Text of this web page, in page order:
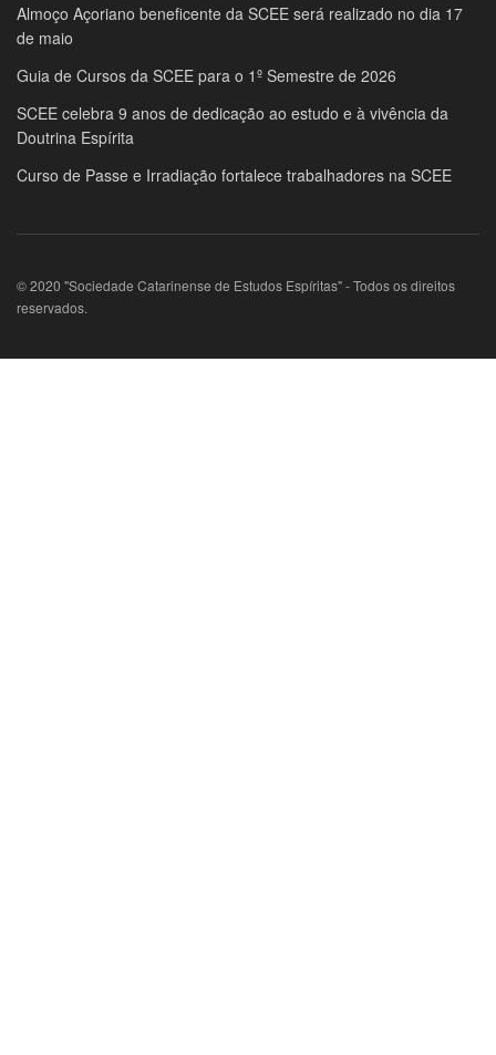
Almoço Açoriano beneficente da SCEE será realizado no dia 17
de maio
Guia de Cursos da SCEE para o 1º Semestre de 2026
SCEE celebra 9 anos de dedicação ao estudo e à vivência da
Doutrina Espírita
Curso de Passe e Irradiação fortalece trabalhadores na SCEE
© 2020 "Sociedade Catarinense de Estudos Espíritas" - Todos os direitos
reservados.